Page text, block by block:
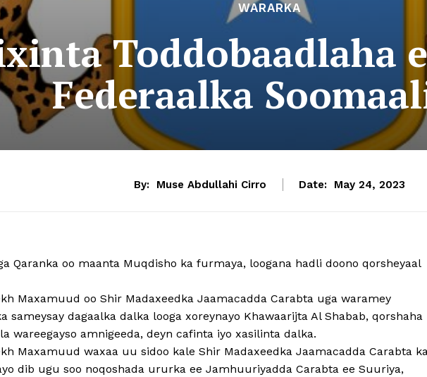
WARARKA
Toddobaadlaha
Federaalka
By: Muse Abdullahi Cirro Date: May 24, 2023
Qaranka oo maanta Muqdisho ka furmaya, loogana hadli doono qorsheyaal
Maxamuud oo Shir Madaxeedka Jaamacadda Carabta uga waramey
sameysay dagaalka dalka looga xoreynayo Khawaarijta Al Shabab, qorshaha
wareegayso amnigeeda, deyn cafinta iyo xasilinta dalka.
Maxamuud waxaa uu sidoo kale Shir Madaxeedka Jaamacadda Carabta
dib ugu soo noqoshada ururka ee Jamhuuriyadda Carabta ee Suuriya,